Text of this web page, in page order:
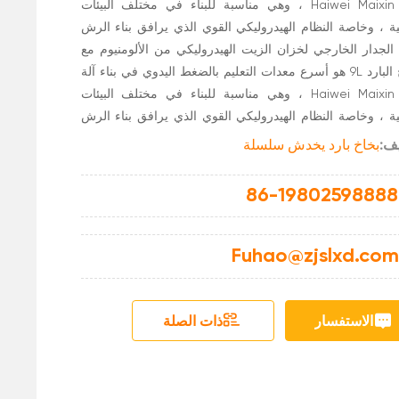
وسم Haiwei Maixin ، وهي مناسبة للبناء في مختلف البيئات
، وخاصة النظام الهيدروليكي القوي الذي يرافق بناء الرش
الجدار الخارجي لخزان الزيت الهيدروليكي من الألومنيوم مع
من الألومنيوم ، تأثير تبديد الحرارة جيد ؛ يتم استيراد
الرئيسي مع الأصل ، سواء كانت الجودة أو الكفاءة يمكن
مع الماكينة المستوردة الأصلية.
البخاخ البارد 9L هو أسرع معدات التعليم بالضغط اليدوي في بناء آلة
وسم Haiwei Maixin ، وهي مناسبة للبناء في مختلف البيئات
، وخاصة النظام الهيدروليكي القوي الذي يرافق بناء الرش
الجدار الخارجي لخزان الزيت الهيدروليكي من الألومنيوم مع
مع الماكينة المستوردة الأصلية.
بخاخ بارد يخدش سلسلة
86-19802598888
Fuhao@zjslxd.com
الاستفسار ذات الصلة